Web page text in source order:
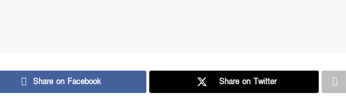
Share on Facebook Share on Twitter